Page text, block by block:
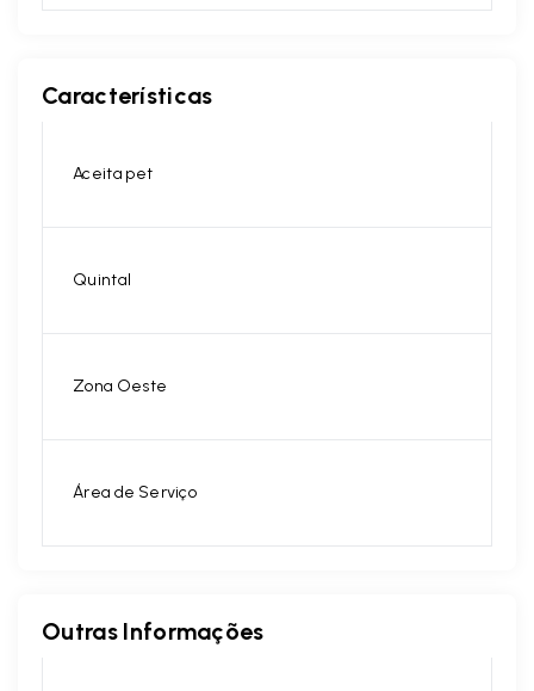
Características
Aceita pet
Quintal
Zona Oeste
Área de Serviço
Outras Informações